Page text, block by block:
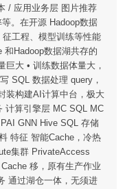
/ 应用业务层 图片推荐
。在开源 Hadoop数据
工程、模型训练等性能
和Hadoop数据湖共存的
大 • 训练数据体量大，
SQL 数据处理 query，
装构建AI计算中台，极大
计算引擎层 MC SQL MC
GNN Hive SQL 存储
特征 智能Cache，冷热
集群 PrivateAccess
移，原有生产作业
通过湖仓一体，无须进